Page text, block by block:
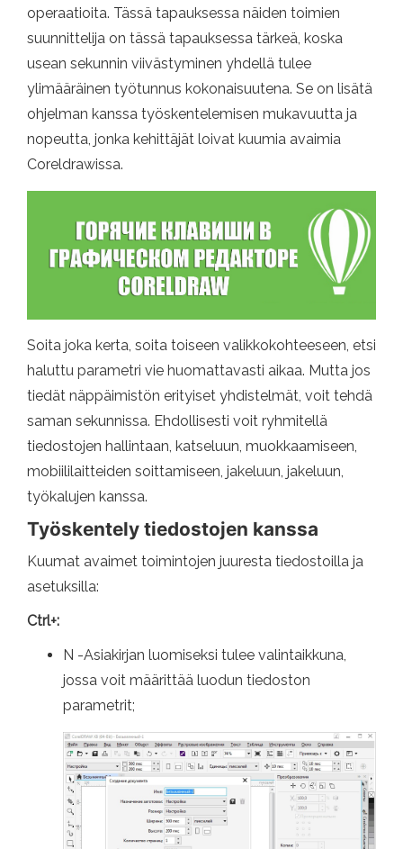
operaatioita. Tässä tapauksessa näiden toimien
suunnittelija on tässä tapauksessa tärkeä, koska
usean sekunnin viivästyminen yhdellä tulee
ylimääräinen työtunnus kokonaisuutena. Se on lisätä
ohjelman kanssa työskentelemisen mukavuutta ja
nopeutta, jonka kehittäjät loivat kuumia avaimia
Coreldrawissa.
Soita joka kerta, soita toiseen valikkokohteeseen, etsi
haluttu parametri vie huomattavasti aikaa. Mutta jos
tiedät näppäimistön erityiset yhdistelmät, voit tehdä
saman sekunnissa. Ehdollisesti voit ryhmitellä
tiedostojen hallintaan, katseluun, muokkaamiseen,
mobiililaitteiden soittamiseen, jakeluun, jakeluun,
työkalujen kanssa.
Työskentely tiedostojen kanssa
Kuumat avaimet toimintojen juuresta tiedostoilla ja
asetuksilla:
Ctrl+:
N -Asiakirjan luomiseksi tulee valintaikkuna,
jossa voit määrittää luodun tiedoston
parametrit;